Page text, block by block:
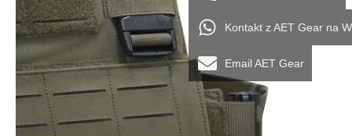
Kontakt z AET Gear na
Email AET Gear